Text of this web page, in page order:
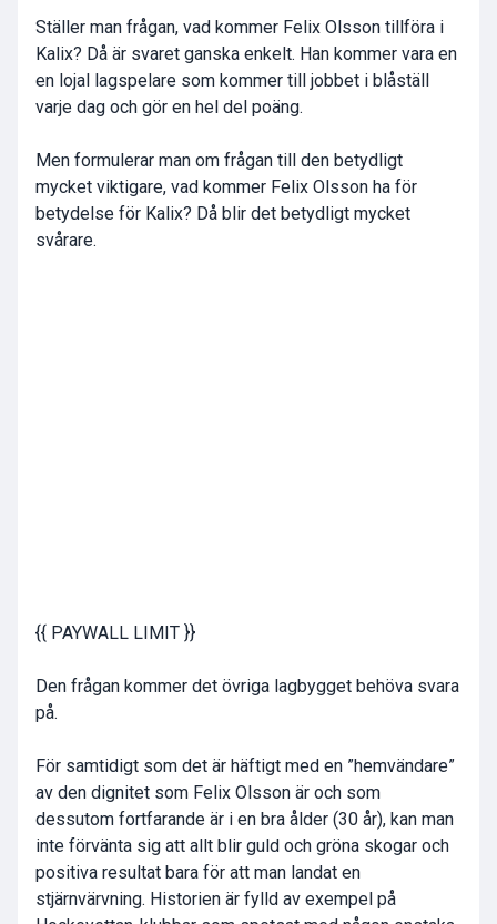
Ställer man frågan, vad kommer Felix Olsson tillföra i
Kalix? Då är svaret ganska enkelt. Han kommer vara en
en lojal lagspelare som kommer till jobbet i blåställ
varje dag och gör en hel del poäng.
Men formulerar man om frågan till den betydligt
mycket viktigare, vad kommer Felix Olsson ha för
betydelse för Kalix? Då blir det betydligt mycket
svårare.
{{ PAYWALL LIMIT }}
Den frågan kommer det övriga lagbygget behöva svara
på.
För samtidigt som det är häftigt med en ”hemvändare”
av den dignitet som Felix Olsson är och som
dessutom fortfarande är i en bra ålder (30 år), kan man
inte förvänta sig att allt blir guld och gröna skogar och
positiva resultat bara för att man landat en
stjärnvärvning. Historien är fylld av exempel på